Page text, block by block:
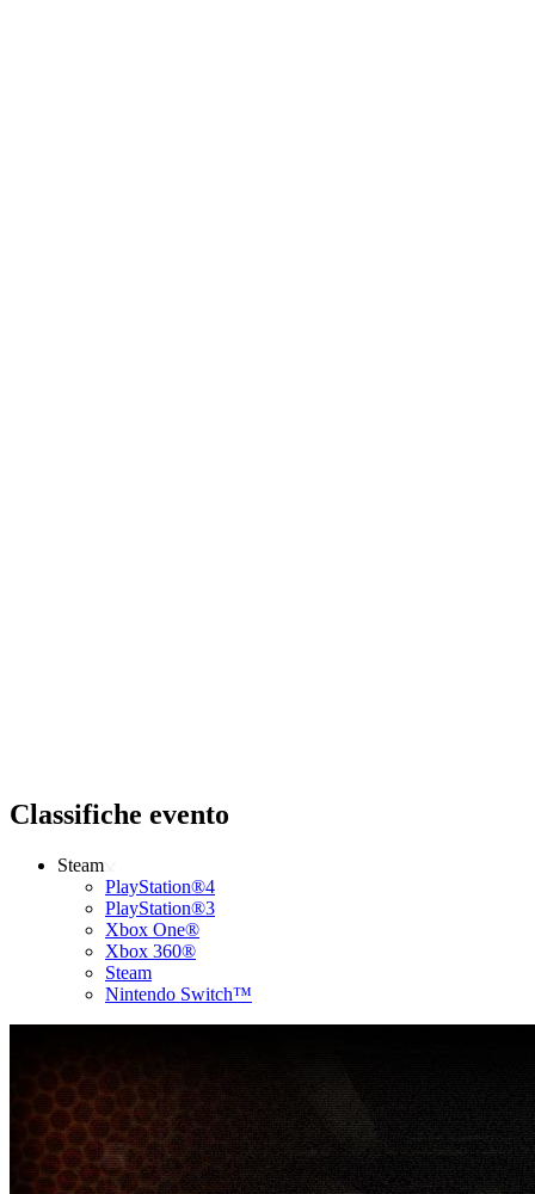
Classifiche evento
Steam
PlayStation®4
PlayStation®3
Xbox One®
Xbox 360®
Steam
Nintendo Switch™